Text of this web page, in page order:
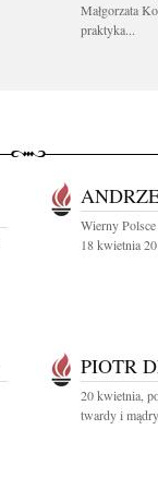
Małgorzata
praktyka...
Wierny
18 kwietnia
PIOTR
20 kwietnia,
twardy i